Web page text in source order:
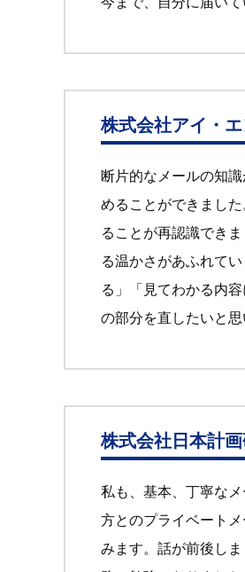
株式会社アイ・
断片的なメールの知
めることができまし
ることが再認識でき
る温かさがあふれて
る」「見てわかる内
の部分を直したいと思
株式会社日本計
私も、基本、丁寧な
方とのプライベート
みます。話が前後し